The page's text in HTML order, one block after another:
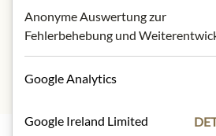
Eiweiß:
1,1 g
Salz:
Anonyme Auswertung zur
Fehlerbehebung und
Google Analytics
Google Ireland Limited